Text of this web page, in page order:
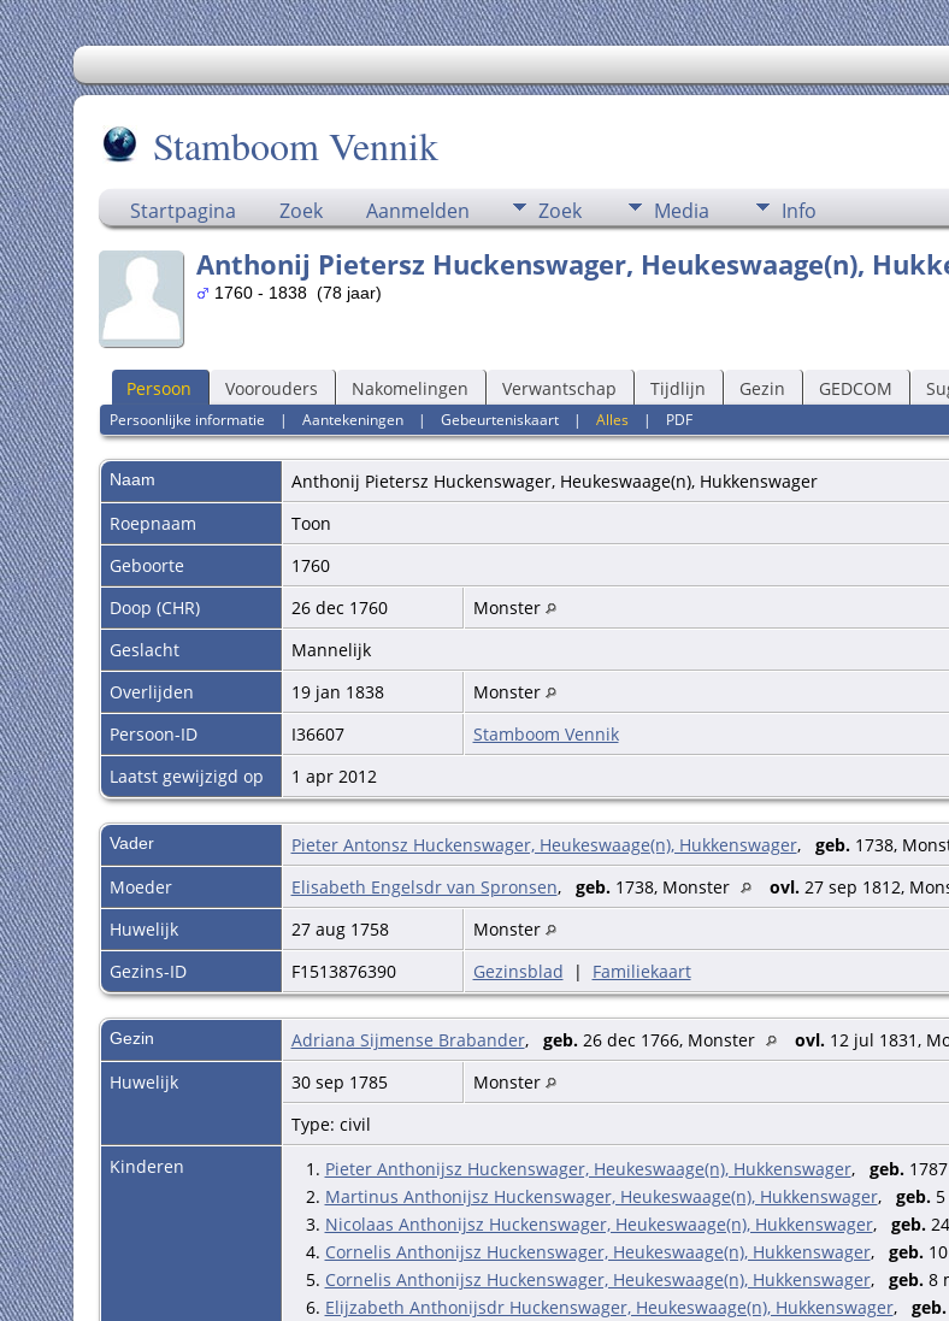
Stamboom Vennik
Startpagina Zoek Aanmelden Zoek Media Info
Anthonij Pietersz Huckenswager, Heukeswaage(n),
1760 - 1838 (78 jaar)
Persoon Voorouders Nakomelingen Verwantschap Tijdlijn Gezin GEDCOM
Persoonlijke informatie | Aantekeningen| Gebeurteniskaart| Alles | PDF
Naam Anthonij Pietersz Huckenswager, Heukeswaage(n), Hukkenswager
Roepnaam
Toon
Geboorte
1760
Doop (CHR)
26 dec 1760
Monster
Geslacht
Mannelijk
Overlijden
19 jan 1838
Monster
Persoon-ID
I36607
Stamboom Vennik
Laatst gewijzigd op
1 apr 2012
Vader Pieter Antonsz Huckenswager, Heukeswaage(n), Hukkenswager, geb.1738,
Moeder
Elisabeth Engelsdr van Spronsen, geb.1738, Monster ovl.27 sep 1812,
Huwelijk
27 aug 1758
Monster
Gezins-ID
F1513876390 Gezinsblad | Familiekaart
Gezin Adriana Sijmense Brabander, geb.26 dec 1766, Monster ovl.12 jul 1831,
Huwelijk
30 sep 1785
Monster
Type: civil
Kinderen
1. Pieter Anthonijsz Huckenswager, Heukeswaage(n), Hukkenswager, geb.1787
2. Martinus Anthonijsz Huckenswager, Heukeswaage(n), Hukkenswager, geb.5
3. Nicolaas Anthonijsz Huckenswager, Heukeswaage(n), Hukkenswager, geb.
4. Cornelis Anthonijsz Huckenswager, Heukeswaage(n), Hukkenswager, geb.10
5. Cornelis Anthonijsz Huckenswager, Heukeswaage(n), Hukkenswager, geb.8
6. Elijzabeth Anthonijsdr Huckenswager, Heukeswaage(n), Hukkenswager, geb.